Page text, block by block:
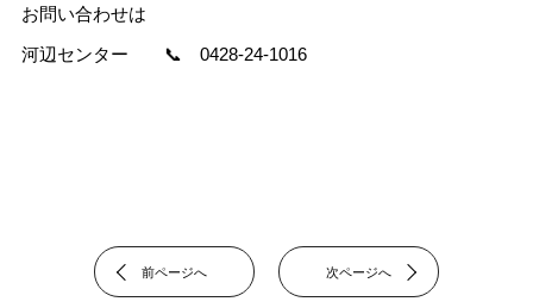
お問い合わせは
河辺センター 📞 0428-24-1016
前ページへ 次ページへ